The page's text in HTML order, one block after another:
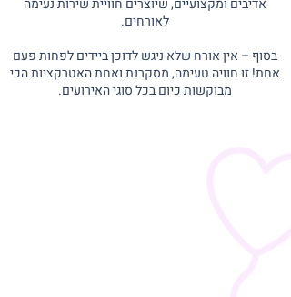
אדיבים ומקצועיים, שיוצרים חוויית שירות נעימה
לאורחים.
בסוף – אין אורח שלא ניגש לדוכן ביידים לפחות פעם
אחת! זו חוויה טעימה, מסקרנת ואחת האטרקציות הכי
מבוקשות כיום בכל סוגי האירועים.